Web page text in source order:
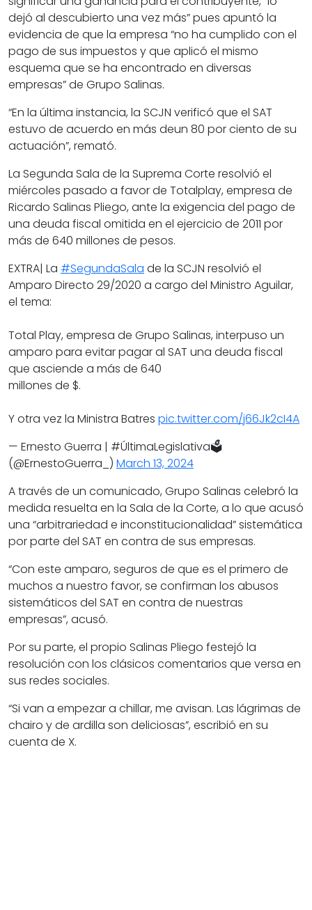
dejó al descubierto una vez más” pues apuntó la
evidencia de que la empresa “no ha cumplido con el
pago de sus impuestos y que aplicó el mismo
esquema que se ha encontrado en diversas
empresas” de Grupo Salinas.
“En la última instancia, la SCJN verificó que el SAT
estuvo de acuerdo en más deun 80 por ciento de su
actuación”, remató.
La Segunda Sala de la Suprema Corte resolvió el
miércoles pasado a favor de Totalplay, empresa de
Ricardo Salinas Pliego, ante la exigencia del pago de
una deuda fiscal omitida en el ejercicio de 2011 por
más de 640 millones de pesos.
EXTRA| La #SegundaSala de la SCJN resolvió el
Amparo Directo 29/2020 a cargo del Ministro Aguilar,
el tema:
Total Play, empresa de Grupo Salinas, interpuso un
amparo para evitar pagar al SAT una deuda fiscal
que asciende a más de 640
millones de $.
Y otra vez la Ministra Batres pic.twitter.com/j66Jk2cI4A
— Ernesto Guerra | #ÚltimaLegislativa🗳️
(@ErnestoGuerra_) March 13, 2024
A través de un comunicado, Grupo Salinas celebró la
medida resuelta en la Sala de la Corte, a lo que acusó
una “arbitrariedad e inconstitucionalidad” sistemática
por parte del SAT en contra de sus empresas.
“Con este amparo, seguros de que es el primero de
muchos a nuestro favor, se confirman los abusos
sistemáticos del SAT en contra de nuestras
empresas”, acusó.
Por su parte, el propio Salinas Pliego festejó la
resolución con los clásicos comentarios que versa en
sus redes sociales.
“Si van a empezar a chillar, me avisan. Las lágrimas de
chairo y de ardilla son deliciosas”, escribió en su
cuenta de X.